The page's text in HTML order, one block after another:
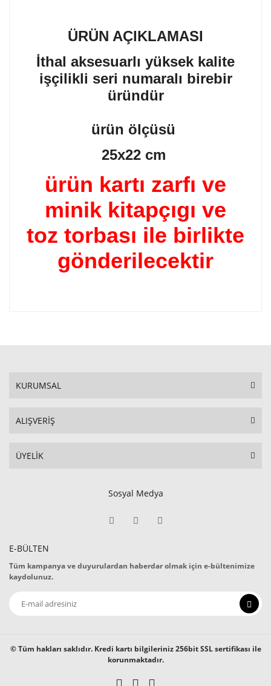
ÜRÜN AÇIKLAMASI
İthal aksesuarlı yüksek kalite
işçilikli seri numaralı birebir
üründür
ürün ölçüsü
25x22 cm
ürün kartı zarfı ve
minik kitapçıgı ve
toz torbası ile birlikte
gönderilecektir
KURUMSAL
ALIŞVERİŞ
ÜYELİK
Sosyal Medya
E-BÜLTEN
Tüm kampanya ve duyurulardan haberdar olmak için e-bültenimize
kaydolunuz.
© Tüm hakları saklıdır. Kredi kartı bilgileriniz 256bit SSL sertifikası ile
korunmaktadır.